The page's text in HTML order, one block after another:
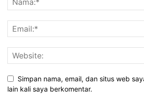
Simpan nama, email, dan situs web
lain kali saya berkomentar.